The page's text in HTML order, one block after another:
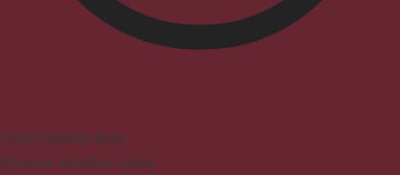
Vision Impaired Mode
Enhances website's visuals